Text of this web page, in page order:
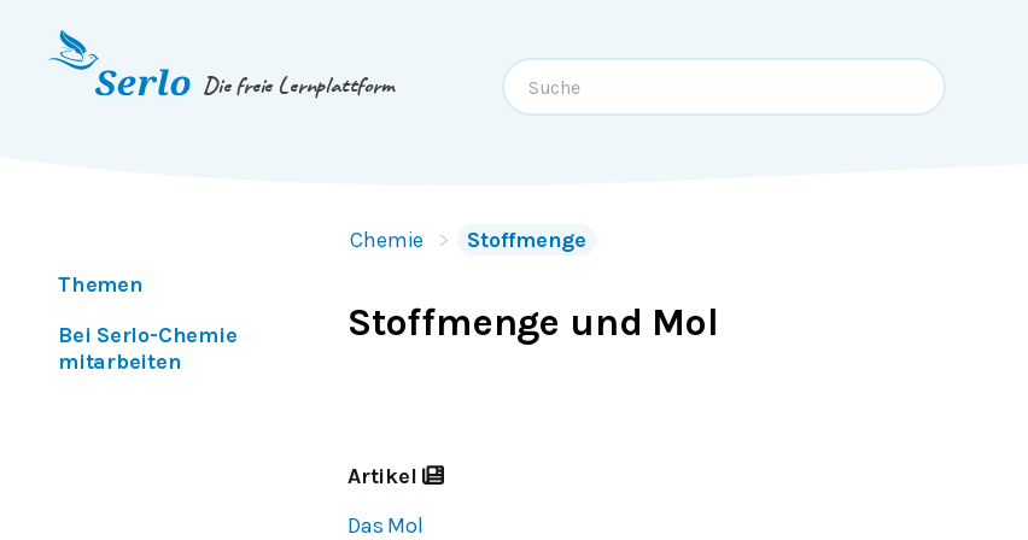
Springe zum
Die freie Lernplattform
Themen
Bei Serlo-Chemie
mitarbeiten
Chemie Stoffmenge
Stoffmenge und Mol
Artikel
Das Mol